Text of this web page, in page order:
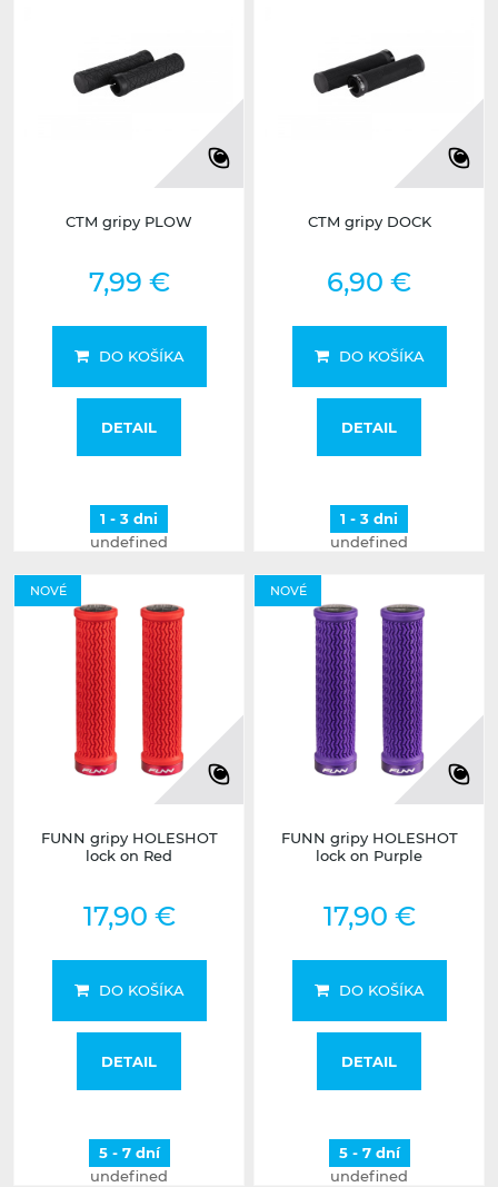
CTM gripy PLOW
7,99 €
DO KOŠÍKA
DETAIL
1 - 3 dni
undefined
CTM gripy DOCK
6,90 €
DO KOŠÍKA
DETAIL
1 - 3 dni
undefined
NOVÉ
FUNN gripy HOLESHOT
lock on Red
17,90 €
DO KOŠÍKA
DETAIL
5 - 7 dní
undefined
NOVÉ
FUNN gripy HOLESHOT
lock on Purple
17,90 €
DO KOŠÍKA
DETAIL
5 - 7 dní
undefined